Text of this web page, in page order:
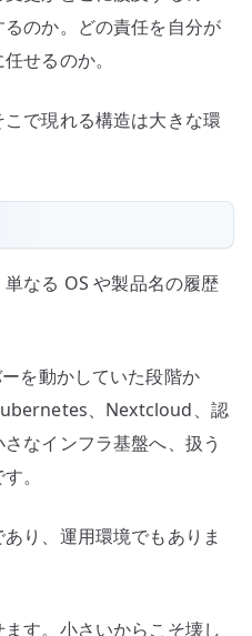
のか。どの責任を自分が
せるのか。
で現れる構造は大きな環
なる OS や製品名の履歴
を動かしていた段階か
、Nextcloud、認
なインフラ基盤へ、扱う
。
り、運用環境でもありま
す。小さいからこそ壊し